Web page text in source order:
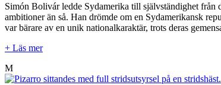
Simón Bolivár ledde Sydamerika till självständighet från
ambitioner än så. Han drömde om en Sydamerikansk
var bärare av en unik nationalkaraktär, trots deras
+ Läs mer
M